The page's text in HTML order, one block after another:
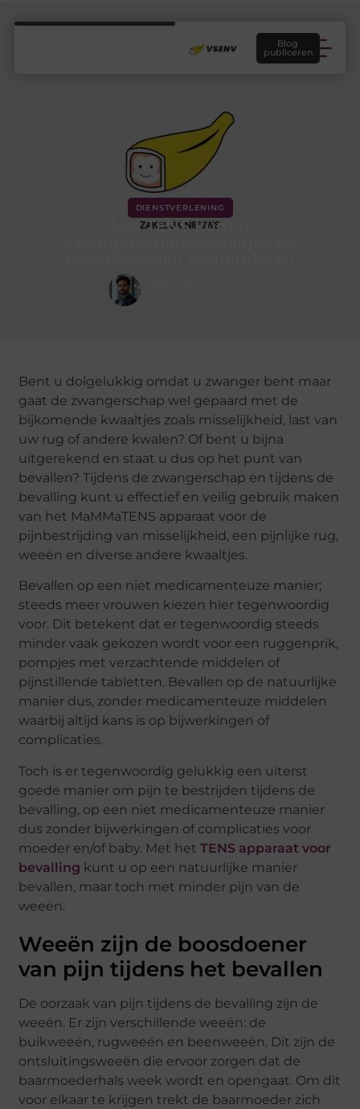
Blog
publiceren
DIENSTVERLENING
Met TENS kunt u
Bent u dolgelukkig omdat u zwanger bent maar
gaat de zwangerschap wel gepaard met de
bijkomende kwaaltjes zoals misselijkheid, last van
uw rug of andere kwalen? Of bent u bijna
uitgerekend en staat u dus op het punt van
bevallen? Tijdens de zwangerschap en tijdens de
bevalling kunt u effectief en veilig gebruik maken
van het MaMMaTENS apparaat voor de
pijnbestrijding van misselijkheid, een pijnlijke rug,
weeën en diverse andere kwaaltjes.
Bevallen op een niet medicamenteuze manier;
steeds meer vrouwen kiezen hier tegenwoordig
voor. Dit betekent dat er tegenwoordig steeds
minder vaak gekozen wordt voor een ruggenprik,
pompjes met verzachtende middelen of
pijnstillende tabletten. Bevallen op de natuurlijke
manier dus, zonder medicamenteuze middelen
waarbij altijd kans is op bijwerkingen of
complicaties.
Toch is er tegenwoordig gelukkig een uiterst
goede manier om pijn te bestrijden tijdens de
bevalling, op een niet medicamenteuze manier
dus zonder bijwerkingen of complicaties voor
moeder en/of baby. Met hetTENS apparaat voor
bevalling kunt u op een natuurlijke manier
bevallen, maar toch met minder pijn van de
weeën.
Weeën zijn de boosdoener
van pijn tijdens het bevallen
De oorzaak van pijn tijdens de bevalling zijn de
weeën. Er zijn verschillende weeën: de
buikweeën, rugweeën en beenweeën. Dit zijn de
ontsluitingsweeën die ervoor zorgen dat de
baarmoederhals week wordt en opengaat. Om dit
voor elkaar te krijgen trekt de baarmoeder zich